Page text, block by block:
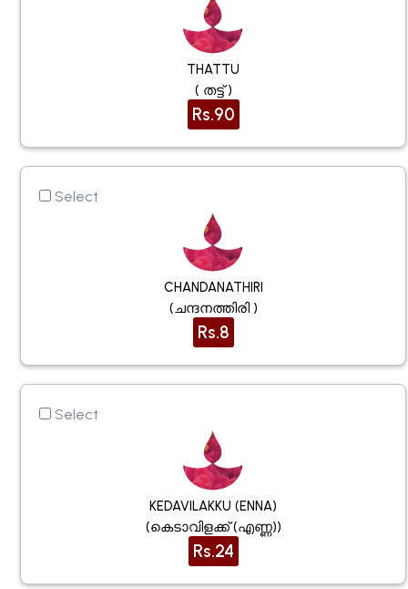
THATTU
( തട്ട് )
Rs.90
Select
CHANDANATHIRI
(ചന്ദനത്തിരി )
Rs.8
Select
KEDAVILAKKU (ENNA)
(കെടാവിളക്ക് (എണ്ണ))
Rs.24